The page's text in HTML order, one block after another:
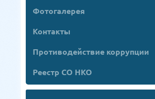
Фотогалерея
Контакты
Противодействие коррупции
Реестр СО НКО